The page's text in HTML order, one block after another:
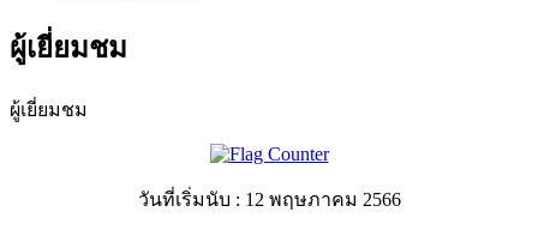
ผู้เยี่ยมชม
ผู้เยี่ยมชม
วันที่เริ่มนับ : 12 พฤษภาคม 2566